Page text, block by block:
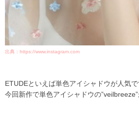
出典： https://www.instagram.com
ETUDEといえば単色アイシャドウが人気
今回新作で単色アイシャドウの”veilbreeze